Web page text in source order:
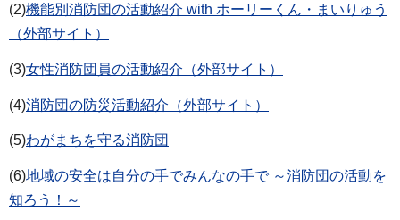
(2)機能別消防団の活動紹介 with ホーリーくん・まいりゅう
（外部サイト）
(3)女性消防団員の活動紹介（外部サイト）
(4)消防団の防災活動紹介（外部サイト）
(5)わがまちを守る消防団
(6)地域の安全は自分の手でみんなの手で ～消防団の活動を
知ろう！～